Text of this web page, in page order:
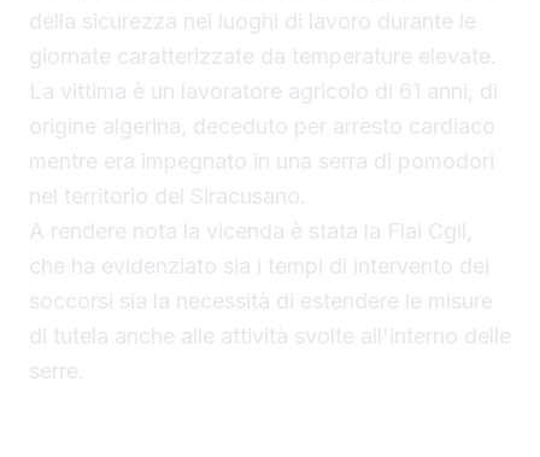
della sicurezza nei luoghi di lavoro durante le
giornate caratterizzate da temperature elevate.
La vittima è un lavoratore agricolo di 61 anni, di
origine algerina, deceduto per arresto cardiaco
mentre era impegnato in una serra di pomodori
nel territorio del Siracusano.
A rendere nota la vicenda è stata la Flai Cgil,
che ha evidenziato sia i tempi di intervento dei
soccorsi sia la necessità di estendere le misure
di tutela anche alle attività svolte all'interno delle
serre.